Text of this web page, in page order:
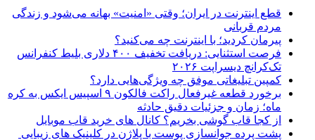
قطع اینترنت در ایران؛ وقتی «امنیت» بهانه می‌شود و زندگی
مردم قربانی
پیرمان کردید؛ با اینترنت چه می‌کنید؟
فرصت استثنایی: دریافت تخفیف ۴۰۰ دلاری بلیط کنفرانس
تک‌کرانچ دیسراپت ۲۰۲۶
کمپین تبلیغاتی موفق چه ویژگی‌هایی دارد؟
برخورد قطعه غیرفعال راکت فالکون ۹ اسپیس ایکس به کره
ماه؛ زمان و جزئیات دقیق حادثه
از کجا قاب گوشی بخریم؟ کانال های خرید قاب موبایل
پشت پرده جوانسازی پوست با پلاژن در کلینیک های زیبایی